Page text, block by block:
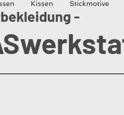
-
Kissen Stickmotive